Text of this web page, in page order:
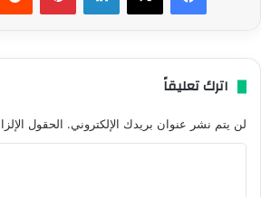
اترك تعليقاً
لن يتم نشر عنوان بريدك الإلكتروني. الحقول